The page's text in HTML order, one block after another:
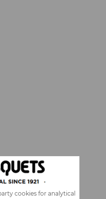
cookies for analytical